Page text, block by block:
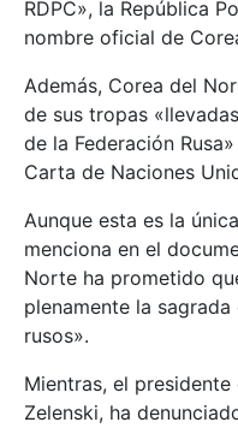
RDPC», la República
nombre oficial de
Además, Corea del
de sus tropas
de la Federación
Carta de Naciones
Aunque esta es la
menciona en el
Norte ha prometido
plenamente la
rusos».
Mientras, el
Zelenski, ha